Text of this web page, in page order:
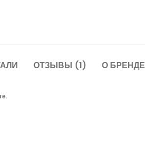
ОТЗЫВЫ (1) О БРЕНДЕ